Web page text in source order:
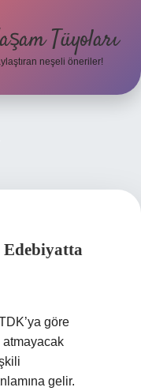
Tüyoları
neşeli öneriler!
Edebiyatta
göre
atmayacak
gelir.